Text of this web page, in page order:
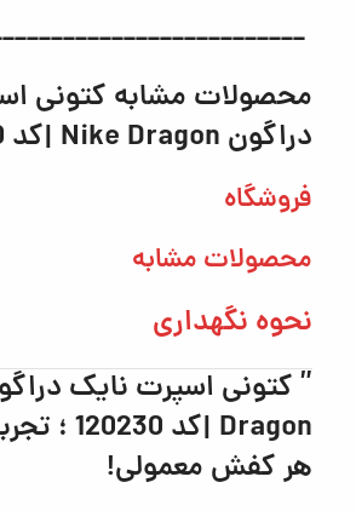
محصولات مشابه کتونی
دراگون Nike Dragon |كد 120230
فروشگاه
محصولات مشابه
نحوه نگهداری
”
Dragon |كد 120230
؛
هر کفش معمولی!